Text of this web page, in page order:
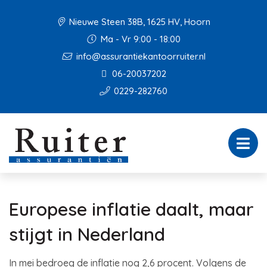
Nieuwe Steen 38B, 1625 HV, Hoorn
Ma - Vr 9:00 - 18:00
info@assurantiekantoorruiter.nl
06-20037202
0229-282760
Europese inflatie daalt, maar
stijgt in Nederland
In mei bedroeg de inflatie nog 2,6 procent. Volgens de